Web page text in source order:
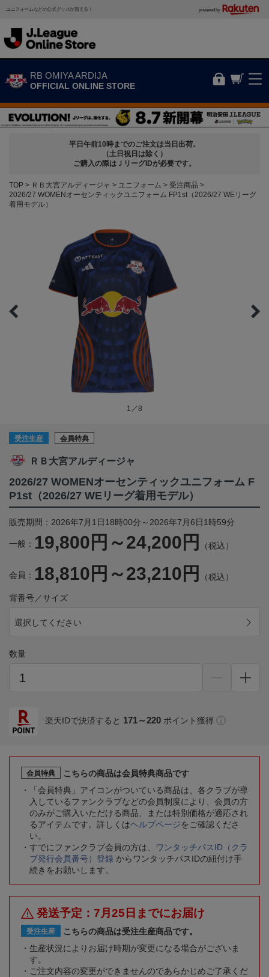
ユニフォームなどの公式グッズが買える！ powered by
RB OMIYA ARDIJA
OFFICIAL ONLINE STORE
平日午前10時までのご注文は当日出荷。
（土日祝日は除く）
ご購入の際はＪリーグIDが必要です。
TOP ＲＢ大宮アルディージャ ユニフォーム
受注商品
2026/27 WOMENオーセンティックユニフォーム FP1st（2026/27 WEリーグ
着用モデル）
1／8
受注生産 会員特典
ＲＢ大宮アルディージャ
2026/27 WOMENオーセンティックユニフォーム F
P1st（2026/27 WEリーグ着用モデル）
販売期間：2026年7月1日18時00分～2026年7月6日1時59分
一般： 19,800円～24,200円 （税込）
会員： 18,810円～23,210円 （税込）
背番号／サイズ
選択してください
数量
楽天IDで決済すると 171～220 ポイント獲得
会員特典
こちらの商品は会員特典商品です
「会員特典」アイコンがついている商品は、各クラブが導
入しているファンクラブなどの会員制度により、会員の方
のみがご購入いただける商品、または特別価格が適応され
るアイテムです。詳しくはヘルプページをご確認くださ
い。
すでにファンクラブ会員の方は、
ワンタッチパスID（クラ
ブ発行会員番号）登録 からワンタッチパスIDの紐付け手
続きをお願いします。
発送予定：7月25日までにお届け
受注生産
こちらの商品は受注生産商品です。
生産状況によりお届け時期が変更になる場合がございま
す。
ご注文内容の変更ができませんのであらかじめご了承くだ